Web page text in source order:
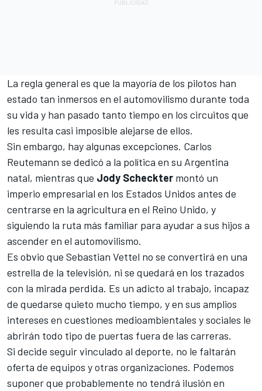
La regla general es que la mayoría de los pilotos han
estado tan inmersos en el automovilismo durante toda
su vida y han pasado tanto tiempo en los circuitos que
les resulta casi imposible alejarse de ellos.
Sin embargo, hay algunas excepciones. Carlos
Reutemann se dedicó a la política en su Argentina
natal, mientras que Jody Scheckter montó un
imperio empresarial en los Estados Unidos antes de
centrarse en la agricultura en el Reino Unido, y
siguiendo la ruta más familiar para ayudar a sus hijos a
ascender en el automovilismo.
Es obvio que Sebastian Vettel no se convertirá en una
estrella de la televisión, ni se quedará en los trazados
con la mirada perdida. Es un adicto al trabajo, incapaz
de quedarse quieto mucho tiempo, y en sus amplios
intereses en cuestiones medioambientales y sociales le
abrirán todo tipo de puertas fuera de las carreras.
Si decide seguir vinculado al deporte, no le faltarán
oferta de equipos y otras organizaciones. Podemos
suponer que probablemente no tendrá ilusión en